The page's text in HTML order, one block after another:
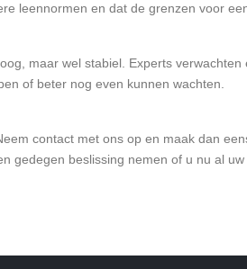
leennormen en dat de grenzen voor
maar wel stabiel. Experts
of beter nog even kunnen wachten.
contact met ons op en maak dan
gedegen beslissing nemen of u nu al